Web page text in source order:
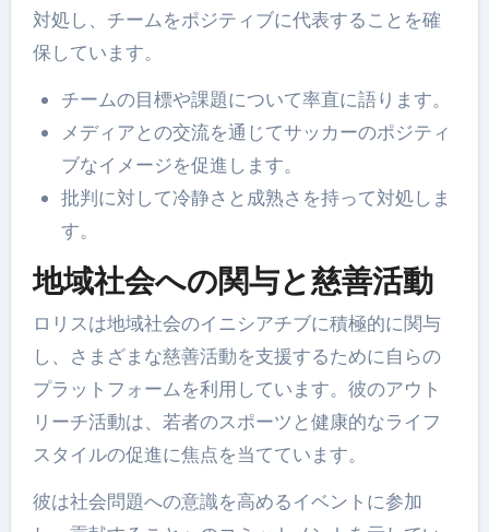
対処し、チームをポジティブに代表することを確
保しています。
チームの目標や課題について率直に語ります。
メディアとの交流を通じてサッカーのポジティ
ブなイメージを促進します。
批判に対して冷静さと成熟さを持って対処しま
す。
地域社会への関与と慈善活動
ロリスは地域社会のイニシアチブに積極的に関与
し、さまざまな慈善活動を支援するために自らの
プラットフォームを利用しています。彼のアウト
リーチ活動は、若者のスポーツと健康的なライフ
スタイルの促進に焦点を当てています。
彼は社会問題への意識を高めるイベントに参加